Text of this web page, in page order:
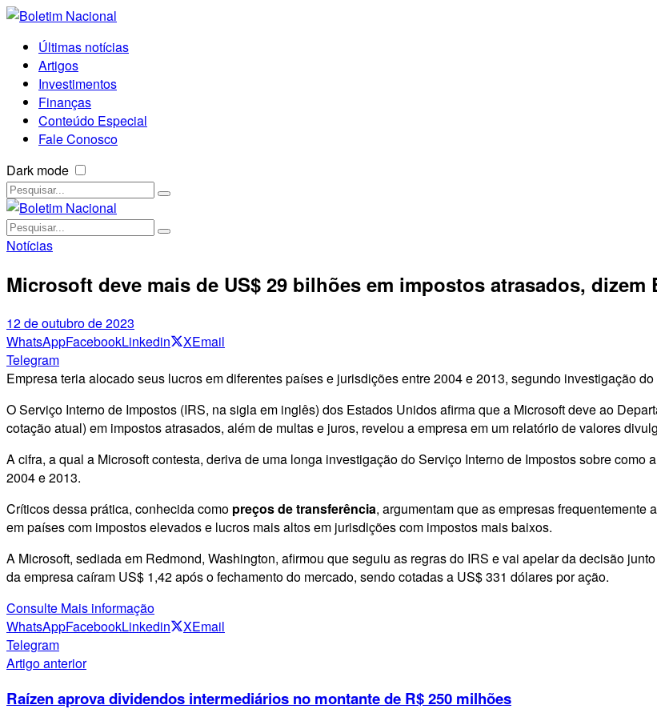
Últimas notícias
Artigos
Investimentos
Finanças
Conteúdo Especial
Fale Conosco
Dark mode
Notícias
Microsoft deve mais de US$ 29 bilhões em impostos atrasados, dizem
12 de outubro de 2023
WhatsAppFacebookLinkedin XEmail
Telegram
Empresa teria alocado seus lucros em diferentes países e jurisdições entre 2004 e 2013, segundo investigação
O Serviço Interno de Impostos (IRS, na sigla em inglês) dos Estados Unidos afirma que a Microsoft deve ao
cotação atual) em impostos atrasados, além de multas e juros, revelou a empresa em um relatório de valores
A cifra, a qual a Microsoft contesta, deriva de uma longa investigação do Serviço Interno de Impostos sobre
2004 e 2013.
Críticos dessa prática, conhecida como preços de transferência, argumentam que as empresas
em países com impostos elevados e lucros mais altos em jurisdições com impostos mais baixos.
A Microsoft, sediada em Redmond, Washington, afirmou que seguiu as regras do IRS e vai apelar da decisão
da empresa caíram US$ 1,42 após o fechamento do mercado, sendo cotadas a US$ 331 dólares por ação.
Consulte Mais informação
WhatsAppFacebookLinkedin XEmail
Telegram
Artigo anterior
Raízen aprova dividendos intermediários no montante de R$ 250 milhões